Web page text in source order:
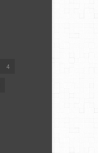
4